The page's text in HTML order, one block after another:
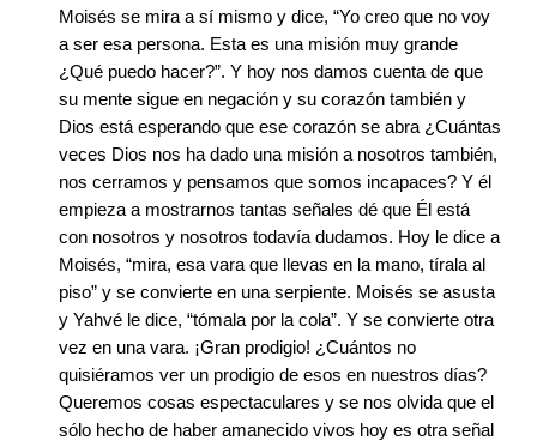
Moisés se mira a sí mismo y dice, “Yo creo que no voy
a ser esa persona. Esta es una misión muy grande
¿Qué puedo hacer?”. Y hoy nos damos cuenta de que
su mente sigue en negación y su corazón también y
Dios está esperando que ese corazón se abra ¿Cuántas
veces Dios nos ha dado una misión a nosotros también,
nos cerramos y pensamos que somos incapaces? Y él
empieza a mostrarnos tantas señales dé que Él está
con nosotros y nosotros todavía dudamos. Hoy le dice a
Moisés, “mira, esa vara que llevas en la mano, tírala al
piso” y se convierte en una serpiente. Moisés se asusta
y Yahvé le dice, “tómala por la cola”. Y se convierte otra
vez en una vara. ¡Gran prodigio! ¿Cuántos no
quisiéramos ver un prodigio de esos en nuestros días?
Queremos cosas espectaculares y se nos olvida que el
sólo hecho de haber amanecido vivos hoy es otra señal